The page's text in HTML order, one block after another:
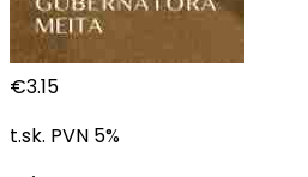
€3.15
t.sk. PVN 5%